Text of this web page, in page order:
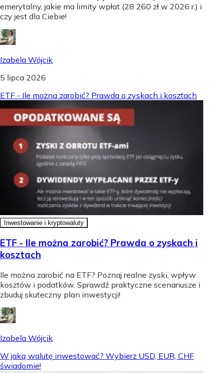
emerytalny, jakie ma limity wpłat (28 260 zł w 2026 r.) i
czy jest dla Ciebie!
Izabela Wójcik
5 lipca 2026
ETF - Ile można zarobić? Prawda o zyskach i kosztach
Inwestowanie i kryptowaluty
ETF - Ile można zarobić? Prawda o zyskach i
kosztach
Ile można zarobić na ETF? Poznaj realne zyski, wpływ
kosztów i podatków. Sprawdź praktyczne scenariusze i
zbuduj skuteczny plan inwestycji!
Izabela Wójcik
W jaką walutę inwestować? Wybierz USD, EUR, CHF
świadomie!